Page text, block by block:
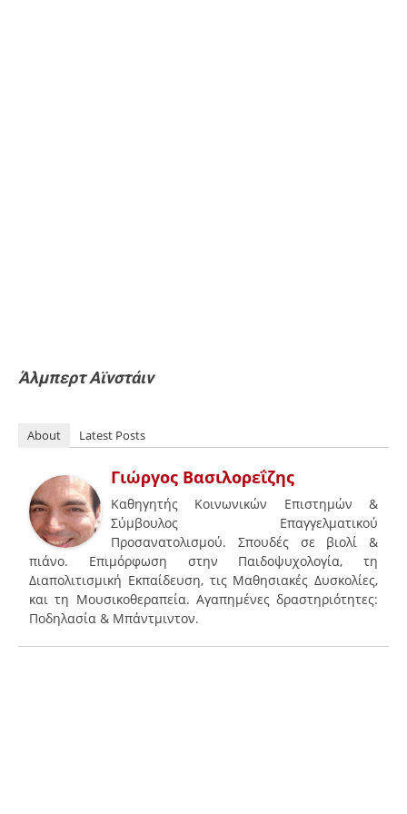
Άλμπερτ Αϊνστάιν
About Latest Posts
Γιώργος Βασιλορεΐζης
Καθηγητής Κοινωνικών Επιστημών &
Σύμβουλος Επαγγελματικού
Προσανατολισμού. Σπουδές σε βιολί &
πιάνο. Επιμόρφωση στην Παιδοψυχολογία, τη
Διαπολιτισμική Εκπαίδευση, τις Μαθησιακές Δυσκολίες,
και τη Μουσικοθεραπεία. Αγαπημένες δραστηριότητες:
Ποδηλασία & Μπάντμιντον.